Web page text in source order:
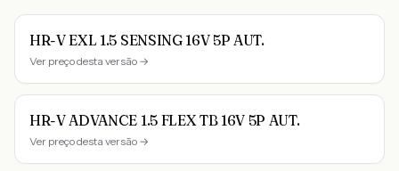
HR-V EXL 1.5 SENSING 16V 5P AUT.
Ver preço desta versão →
HR-V ADVANCE 1.5 FLEX TB 16V 5P AUT.
Ver preço desta versão →